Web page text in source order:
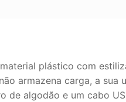
plástico com
armazena carga, a
de algodão e um cabo